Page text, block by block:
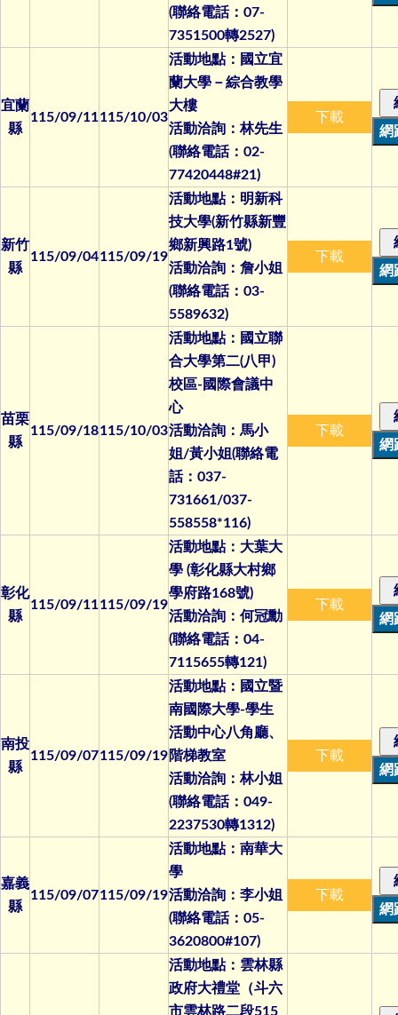
(聯絡電話：07-
7351500轉2527)
宜蘭
縣
115/09/11115/10/03
活動地點：國立宜
蘭大學－綜合教學
大樓
活動洽詢：林先生
(聯絡電話：02-
77420448#21)
下載
新竹
縣
115/09/04115/09/19
活動地點：明新科
技大學(新竹縣新豐
鄉新興路1號)
活動洽詢：詹小姐
(聯絡電話：03-
5589632)
下載
苗栗
縣
115/09/18115/10/03
活動地點：國立聯
合大學第二(八甲)
校區-國際會議中
心
活動洽詢：馬小
姐/黃小姐(聯絡電
話：037-
731661/037-
558558*116)
下載
彰化
縣
115/09/11115/09/19
活動地點：大葉大
學 (彰化縣大村鄉
學府路168號)
活動洽詢：何冠勳
(聯絡電話：04-
7115655轉121)
下載
南投
縣
115/09/07115/09/19
活動地點：國立暨
南國際大學-學生
活動中心八角廳、
階梯教室
活動洽詢：林小姐
(聯絡電話：049-
2237530轉1312)
下載
嘉義
縣
115/09/07115/09/19
活動地點：南華大
學
活動洽詢：李小姐
(聯絡電話：05-
3620800#107)
下載
活動地點：雲林縣
政府大禮堂（斗六
市雲林路二段515